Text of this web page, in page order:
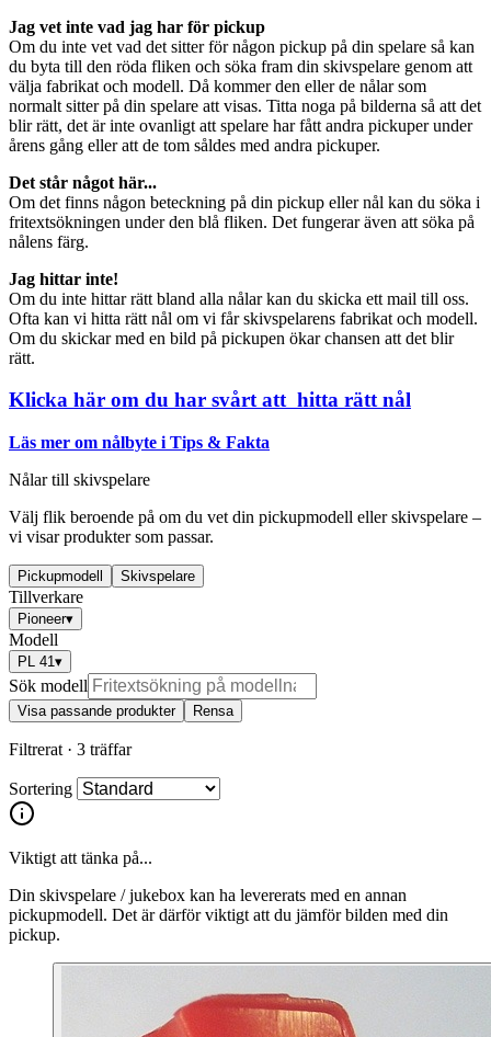
Jag vet inte vad jag har för pickup
Om du inte vet vad det sitter för någon pickup på din spelare så kan
du byta till den röda fliken och söka fram din skivspelare genom att
välja fabrikat och modell. Då kommer den eller de nålar som
normalt sitter på din spelare att visas. Titta noga på bilderna så att det
blir rätt, det är inte ovanligt att spelare har fått andra pickuper under
årens gång eller att de tom såldes med andra pickuper.
Det står något här...
Om det finns någon beteckning på din pickup eller nål kan du söka i
fritextsökningen under den blå fliken. Det fungerar även att söka på
nålens färg.
Jag hittar inte!
Om du inte hittar rätt bland alla nålar kan du skicka ett mail till oss.
Ofta kan vi hitta rätt nål om vi får skivspelarens fabrikat och modell.
Om du skickar med en bild på pickupen ökar chansen att det blir
rätt.
Klicka här om du har svårt att hitta rätt nål
Läs mer om nålbyte i Tips & Fakta
Nålar till skivspelare
Välj flik beroende på om du vet din pickupmodell eller skivspelare –
vi visar produkter som passar.
Pickupmodell Skivspelare
Tillverkare
Pioneer▾
Modell
PL 41▾
Sök modell
Visa passande produkter Rensa
Filtrerat · 3 träffar
Sortering
Viktigt att tänka på...
Din skivspelare / jukebox kan ha levererats med en annan
pickupmodell. Det är därför viktigt att du jämför bilden med din
pickup.